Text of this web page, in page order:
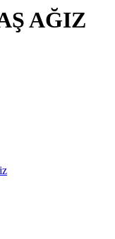
AĞIZ